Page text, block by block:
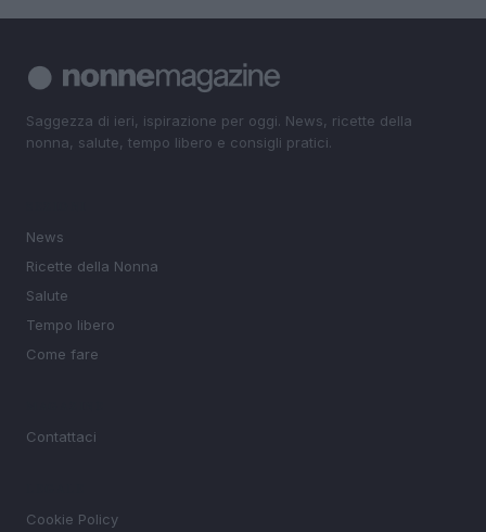
Saggezza di ieri, ispirazione per oggi. News, ricette della
nonna, salute, tempo libero e consigli pratici.
News
Ricette della Nonna
Salute
Tempo libero
Come fare
Contattaci
Cookie Policy